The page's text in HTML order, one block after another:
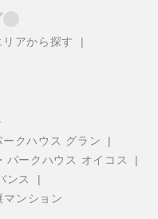
アから探す
ークハウス グラン
パークハウス オイコス
ンス
マンション